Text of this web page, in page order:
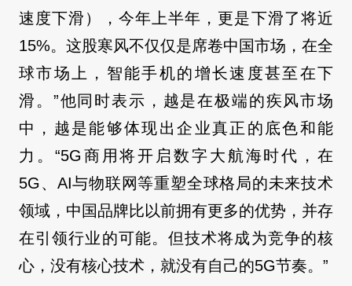
速度下滑），今年上半年，更是下滑了将近
15%。这股寒风不仅仅是席卷中国市场，在全
球市场上，智能手机的增长速度甚至在下
滑。”他同时表示，越是在极端的疾风市场
中，越是能够体现出企业真正的底色和能
力。“5G商用将开启数字大航海时代，在
5G、AI与物联网等重塑全球格局的未来技术
领域，中国品牌比以前拥有更多的优势，并存
在引领行业的可能。但技术将成为竞争的核
心，没有核心技术，就没有自己的5G节奏。”